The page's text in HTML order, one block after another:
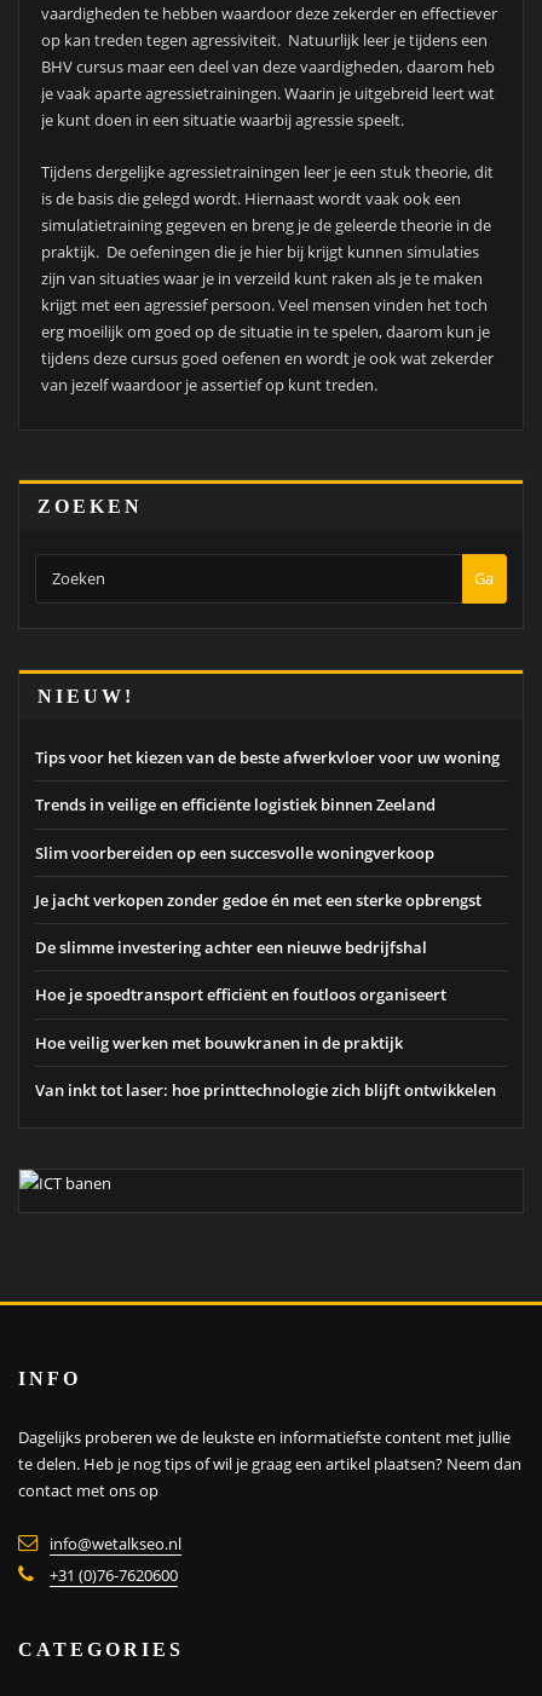
vaardigheden te hebben waardoor deze zekerder en effectiever
op kan treden tegen agressiviteit. Natuurlijk leer je tijdens een
BHV cursus maar een deel van deze vaardigheden, daarom heb
je vaak aparte agressietrainingen. Waarin je uitgebreid leert wat
je kunt doen in een situatie waarbij agressie speelt.
Tijdens dergelijke agressietrainingen leer je een stuk theorie, dit
is de basis die gelegd wordt. Hiernaast wordt vaak ook een
simulatietraining gegeven en breng je de geleerde theorie in de
praktijk. De oefeningen die je hier bij krijgt kunnen simulaties
zijn van situaties waar je in verzeild kunt raken als je te maken
krijgt met een agressief persoon. Veel mensen vinden het toch
erg moeilijk om goed op de situatie in te spelen, daarom kun je
tijdens deze cursus goed oefenen en wordt je ook wat zekerder
van jezelf waardoor je assertief op kunt treden.
ZOEKEN
Ga
NIEUW!
Tips voor het kiezen van de beste afwerkvloer voor uw woning
Trends in veilige en efficiënte logistiek binnen Zeeland
Slim voorbereiden op een succesvolle woningverkoop
Je jacht verkopen zonder gedoe én met een sterke opbrengst
De slimme investering achter een nieuwe bedrijfshal
Hoe je spoedtransport efficiënt en foutloos organiseert
Hoe veilig werken met bouwkranen in de praktijk
Van inkt tot laser: hoe printtechnologie zich blijft ontwikkelen
INFO
Dagelijks proberen we de leukste en informatiefste content met jullie
te delen. Heb je nog tips of wil je graag een artikel plaatsen? Neem dan
contact met ons op
info@wetalkseo.nl
+31 (0)76-7620600
CATEGORIES